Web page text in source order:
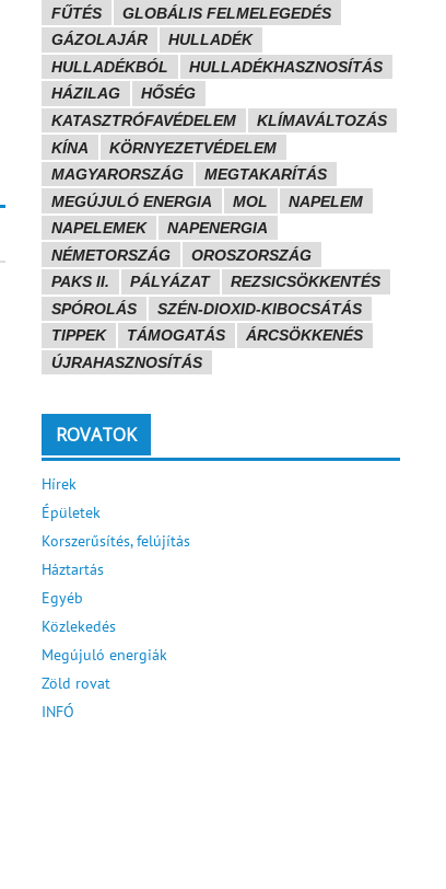
FŰTÉS
GLOBÁLIS FELMELEGEDÉS
GÁZOLAJÁR
HULLADÉK
HULLADÉKBÓL
HULLADÉKHASZNOSÍTÁS
HÁZILAG
HŐSÉG
KATASZTRÓFAVÉDELEM
KLÍMAVÁLTOZÁS
KÍNA
KÖRNYEZETVÉDELEM
MAGYARORSZÁG
MEGTAKARÍTÁS
MEGÚJULÓ ENERGIA
MOL
NAPELEM
NAPELEMEK
NAPENERGIA
NÉMETORSZÁG
OROSZORSZÁG
PAKS II.
PÁLYÁZAT
REZSICSÖKKENTÉS
SPÓROLÁS
SZÉN-DIOXID-KIBOCSÁTÁS
TIPPEK
TÁMOGATÁS
ÁRCSÖKKENÉS
ÚJRAHASZNOSÍTÁS
ROVATOK
Hírek
Épületek
Korszerűsítés, felújítás
Háztartás
Egyéb
Közlekedés
Megújuló energiák
Zöld rovat
INFÓ